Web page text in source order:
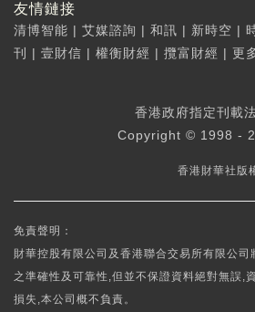
友情鏈接
清博智能 | 艾媒諮詢 | 和訊 | 新時空 |
刊
| 壹財信 | 權衡財經 | 攬富財經 | 更
香港政府指定刊載
Copyright © 1998 -
香港財華社版
免責聲明：
財華控股有限公司及香港聯合交易所有限公
之準確性及可靠性,但並不保證資料絕對無誤,
損失,本公司概不負責。